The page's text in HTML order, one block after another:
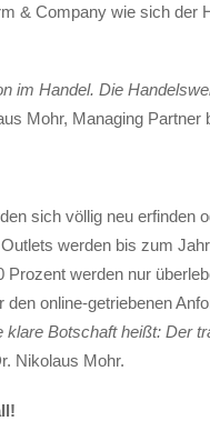
& Company wie sich der
im Handel. Die
Mohr, Managing
sich völlig neu erfinden
werden bis zum
Prozent werden nur
online-getriebenen
klare Botschaft heißt: Der
Nikolaus Mohr.